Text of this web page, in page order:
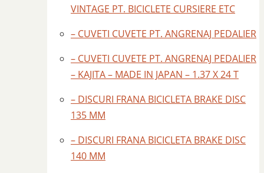
VINTAGE PT. BICICLETE CURSIERE ETC
– CUVETI CUVETE PT. ANGRENAJ PEDALIER
– CUVETI CUVETE PT. ANGRENAJ PEDALIER
– KAJITA – MADE IN JAPAN – 1.37 X 24 T
– DISCURI FRANA BICICLETA BRAKE DISC
135 MM
– DISCURI FRANA BICICLETA BRAKE DISC
140 MM